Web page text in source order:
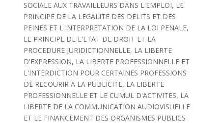
SOCIALE AUX TRAVAILLEURS DANS L'EMPLOI, LE
PRINCIPE DE LA LEGALITE DES DELITS ET DES
PEINES ET L'INTERPRETATION DE LA LOI PENALE,
LE PRINCIPE DE L'ETAT DE DROIT ET LA
PROCEDURE JURIDICTIONNELLE, LA LIBERTE
D'EXPRESSION, LA LIBERTE PROFESSIONNELLE ET
L'INTERDICTION POUR CERTAINES PROFESSIONS
DE RECOURIR A LA PUBLICITE, LA LIBERTE
PROFESSIONNELLE ET LE CUMUL D'ACTIVITES, LA
LIBERTE DE LA COMMUNICATION AUDIOVISUELLE
ET LE FINANCEMENT DES ORGANISMES PUBLICS